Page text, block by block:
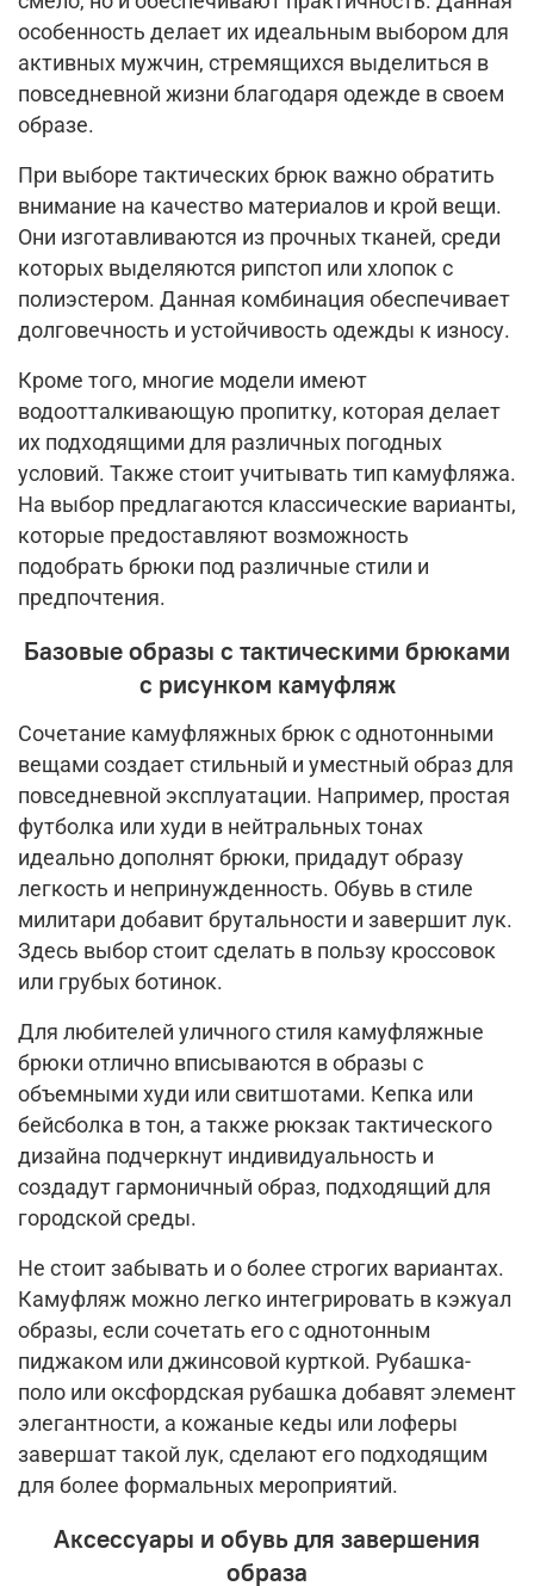
особенность делает их идеальным выбором для
активных мужчин, стремящихся выделиться в
повседневной жизни благодаря одежде в своем
образе.
При выборе тактических брюк важно обратить
внимание на качество материалов и крой вещи.
Они изготавливаются из прочных тканей, среди
которых выделяются рипстоп или хлопок с
полиэстером. Данная комбинация обеспечивает
долговечность и устойчивость одежды к износу.
Кроме того, многие модели имеют
водоотталкивающую пропитку, которая делает
их подходящими для различных погодных
условий. Также стоит учитывать тип камуфляжа.
На выбор предлагаются классические варианты,
которые предоставляют возможность
подобрать брюки под различные стили и
предпочтения.
Базовые образы с тактическими брюками
с рисунком камуфляж
Сочетание камуфляжных брюк с однотонными
вещами создает стильный и уместный образ для
повседневной эксплуатации. Например, простая
футболка или худи в нейтральных тонах
идеально дополнят брюки, придадут образу
легкость и непринужденность. Обувь в стиле
милитари добавит брутальности и завершит лук.
Здесь выбор стоит сделать в пользу кроссовок
или грубых ботинок.
Для любителей уличного стиля камуфляжные
брюки отлично вписываются в образы с
объемными худи или свитшотами. Кепка или
бейсболка в тон, а также рюкзак тактического
дизайна подчеркнут индивидуальность и
создадут гармоничный образ, подходящий для
городской среды.
Не стоит забывать и о более строгих вариантах.
Камуфляж можно легко интегрировать в кэжуал
образы, если сочетать его с однотонным
пиджаком или джинсовой курткой. Рубашка-
поло или оксфордская рубашка добавят элемент
элегантности, а кожаные кеды или лоферы
завершат такой лук, сделают его подходящим
для более формальных мероприятий.
Аксессуары и обувь для завершения
образа